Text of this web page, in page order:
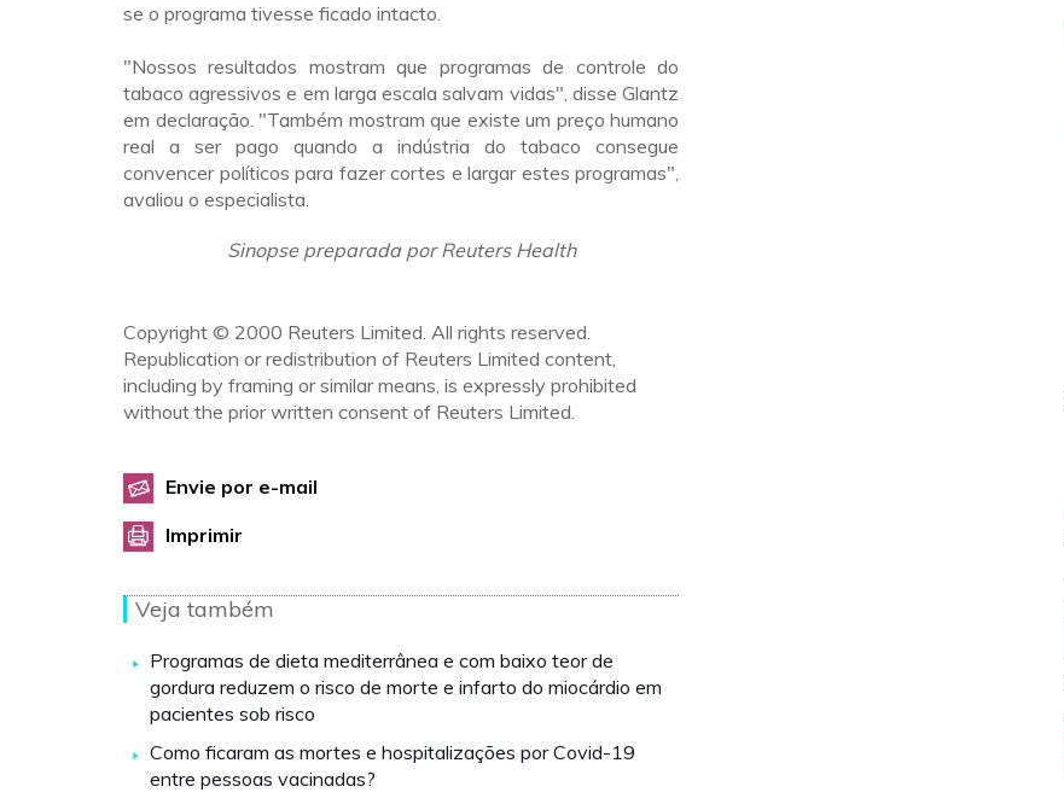
se o programa tivesse ficado intacto.
"Nossos resultados mostram que programas de controle do
tabaco agressivos e em larga escala salvam vidas", disse Glantz
em declaração. "Também mostram que existe um preço humano
real a ser pago quando a indústria do tabaco consegue
convencer políticos para fazer cortes e largar estes programas",
avaliou o especialista.
Sinopse preparada por Reuters Health
Copyright © 2000 Reuters Limited. All rights reserved.
Republication or redistribution of Reuters Limited content,
including by framing or similar means, is expressly prohibited
without the prior written consent of Reuters Limited.
Envie por e-mail
Imprimir
Veja também
Programas de dieta mediterrânea e com baixo teor de
gordura reduzem o risco de morte e infarto do miocárdio em
pacientes sob risco
Como ficaram as mortes e hospitalizações por Covid-19
entre pessoas vacinadas?